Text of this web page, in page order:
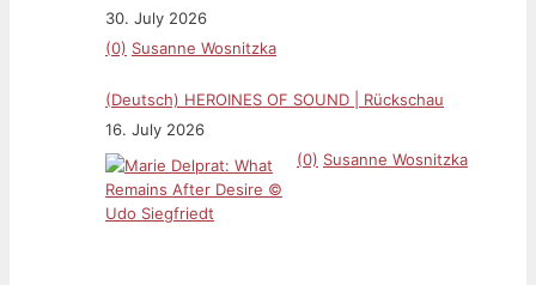
30. July 2026
(0) Susanne Wosnitzka
(Deutsch) HEROINES OF SOUND | Rückschau
16. July 2026
(0) Susanne Wosnitzka